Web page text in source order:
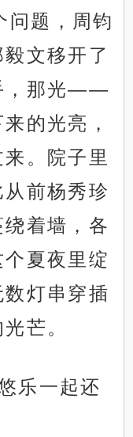
问题，周钧
文移开了
，那光——
的光亮，
。院子里
前杨秀珍
着墙，各
夏夜里绽
灯串穿插
芒。
乐一起还